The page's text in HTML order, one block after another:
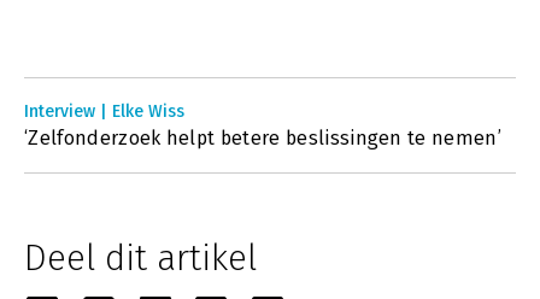
Interview | Elke Wiss
‘Zelfonderzoek helpt betere beslissingen te nemen’
Deel dit artikel